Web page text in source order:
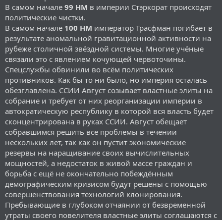
В самом начале 99 НМ в империи Стэркорат происходят
политические чистки.
В самом начале 100 НМ император Трасфман погибает в
результате аномальной гравитационной активности на
рубеже столичной звёздной системы. Многие учёные
связали это с явлением кочующей червоточины.
Спецслужбы обвинили во всём политических
противников. Как бы то ни было, но империя осталась
обезглавлена. ССИИ Август созывает властные элиты на
собрание и требует от них реорганизации империи в
автократическую республику в которой вся власть будет
сконцентрирована в руках ССИИ. Август обещает
собравшимся решить все проблемы в течении
нескольких лет, так как он пустит экономические
резервы на наращивание своих вычислительных
мощностей, а недостаток в живой массе граждан и
борьба с ещё не окончательно побеждённым
демографическим кризисом будут решены с помощью
совершенствования технологий клонирования.
Пребывающие в глубоком отчаянии от безвременной
утраты своего повелителя властные элиты соглашаются с